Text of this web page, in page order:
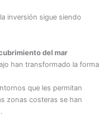
inversión sigue siendo
del mar
han transformado la forma
que les permitan
zonas costeras se han